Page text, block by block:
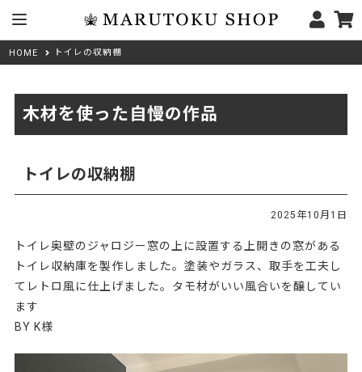
HOME トイレの収納棚
木材を使った自慢の作品
トイレの収納棚
2025年10月1日
トイレ奥壁のジャロジー窓の上に設置する上開きの窓がある
トイレ収納庫を製作しました。塗装やガラス、取手を工夫し
てレトロ風に仕上げました。タモ材がいい風合いを醸してい
ます
BY K様